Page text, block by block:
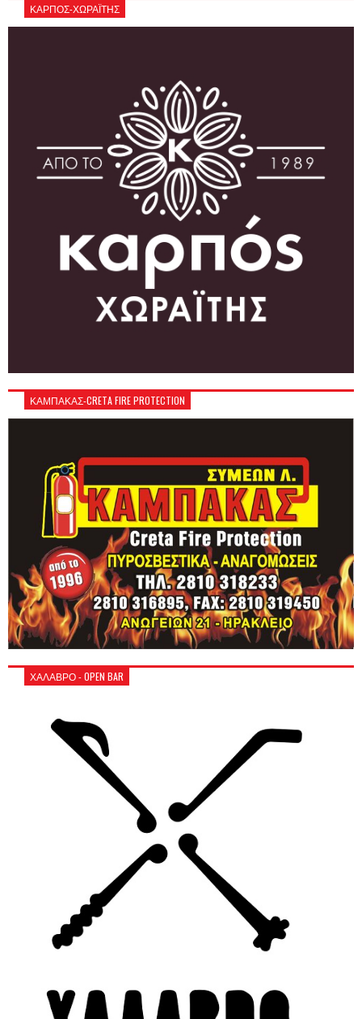
ΚΑΡΠΟΣ-ΧΩΡΑΪΤΗΣ
ΚΑΜΠΑΚΑΣ-CRETA FIRE PROTECTION
ΧΑΛΑΒΡΟ - OPEN BAR